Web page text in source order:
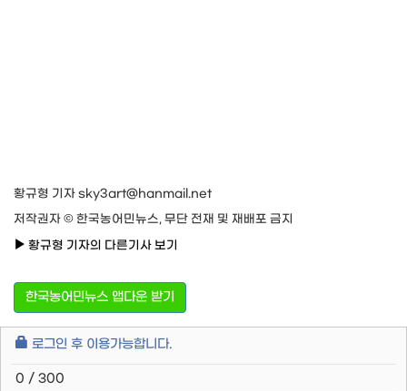
황규형 기자 sky3art@hanmail.net
저작권자 © 한국농어민뉴스, 무단 전재 및 재배포 금지
황규형 기자의 다른기사 보기
한국농어민뉴스 앱다운 받기
로그인 후 이용가능합니다.
0 / 300